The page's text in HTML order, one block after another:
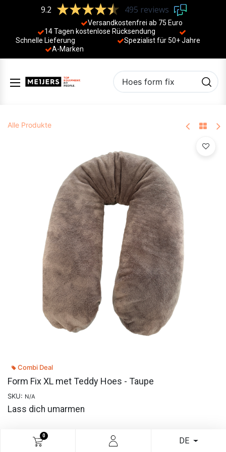
0
DE
9.2 495 reviews
Versandkostenfrei ab 75 Euro
14 Tagen kostenlose Rücksendung
Schnelle Lieferung
Spezialist für 50+ Jahre
A-Marken
Alle Produkte
Combi Deal
Form Fix XL met Teddy Hoes - Taupe
SKU: N/A
Lass dich umarmen
READ MORE